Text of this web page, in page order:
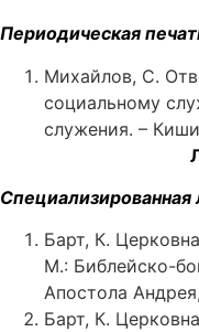
Периодическая
Михайлов, С.
социальному
служения. –
Специализированная
Барт, К.
М.: Библейско-
Апостола
Барт, К.